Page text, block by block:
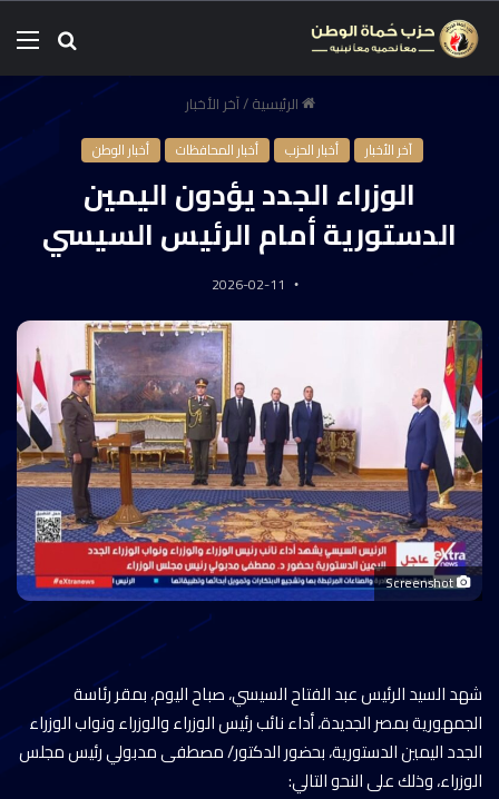
الرئيسية/آخر الأخبار
آخر الأخبار أخبار الحزب أخبار المحافظات أخبار الوطن
الوزراء الجدد يؤدون اليمين
الدستورية أمام الرئيس السيسي
2026-02-11
Screenshot
شهد السيد الرئيس عبد الفتاح السيسي، صباح اليوم، بمقر رئاسة
الجمهورية بمصر الجديدة، أداء نائب رئيس الوزراء والوزراء ونواب الوزراء
الجدد اليمين الدستورية، بحضور الدكتور/ مصطفى مدبولي رئيس مجلس
الوزراء، وذلك على النحو التالي: